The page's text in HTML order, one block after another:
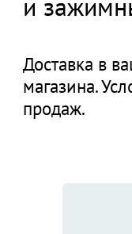
и
Доставка в
магазина.
продаж.